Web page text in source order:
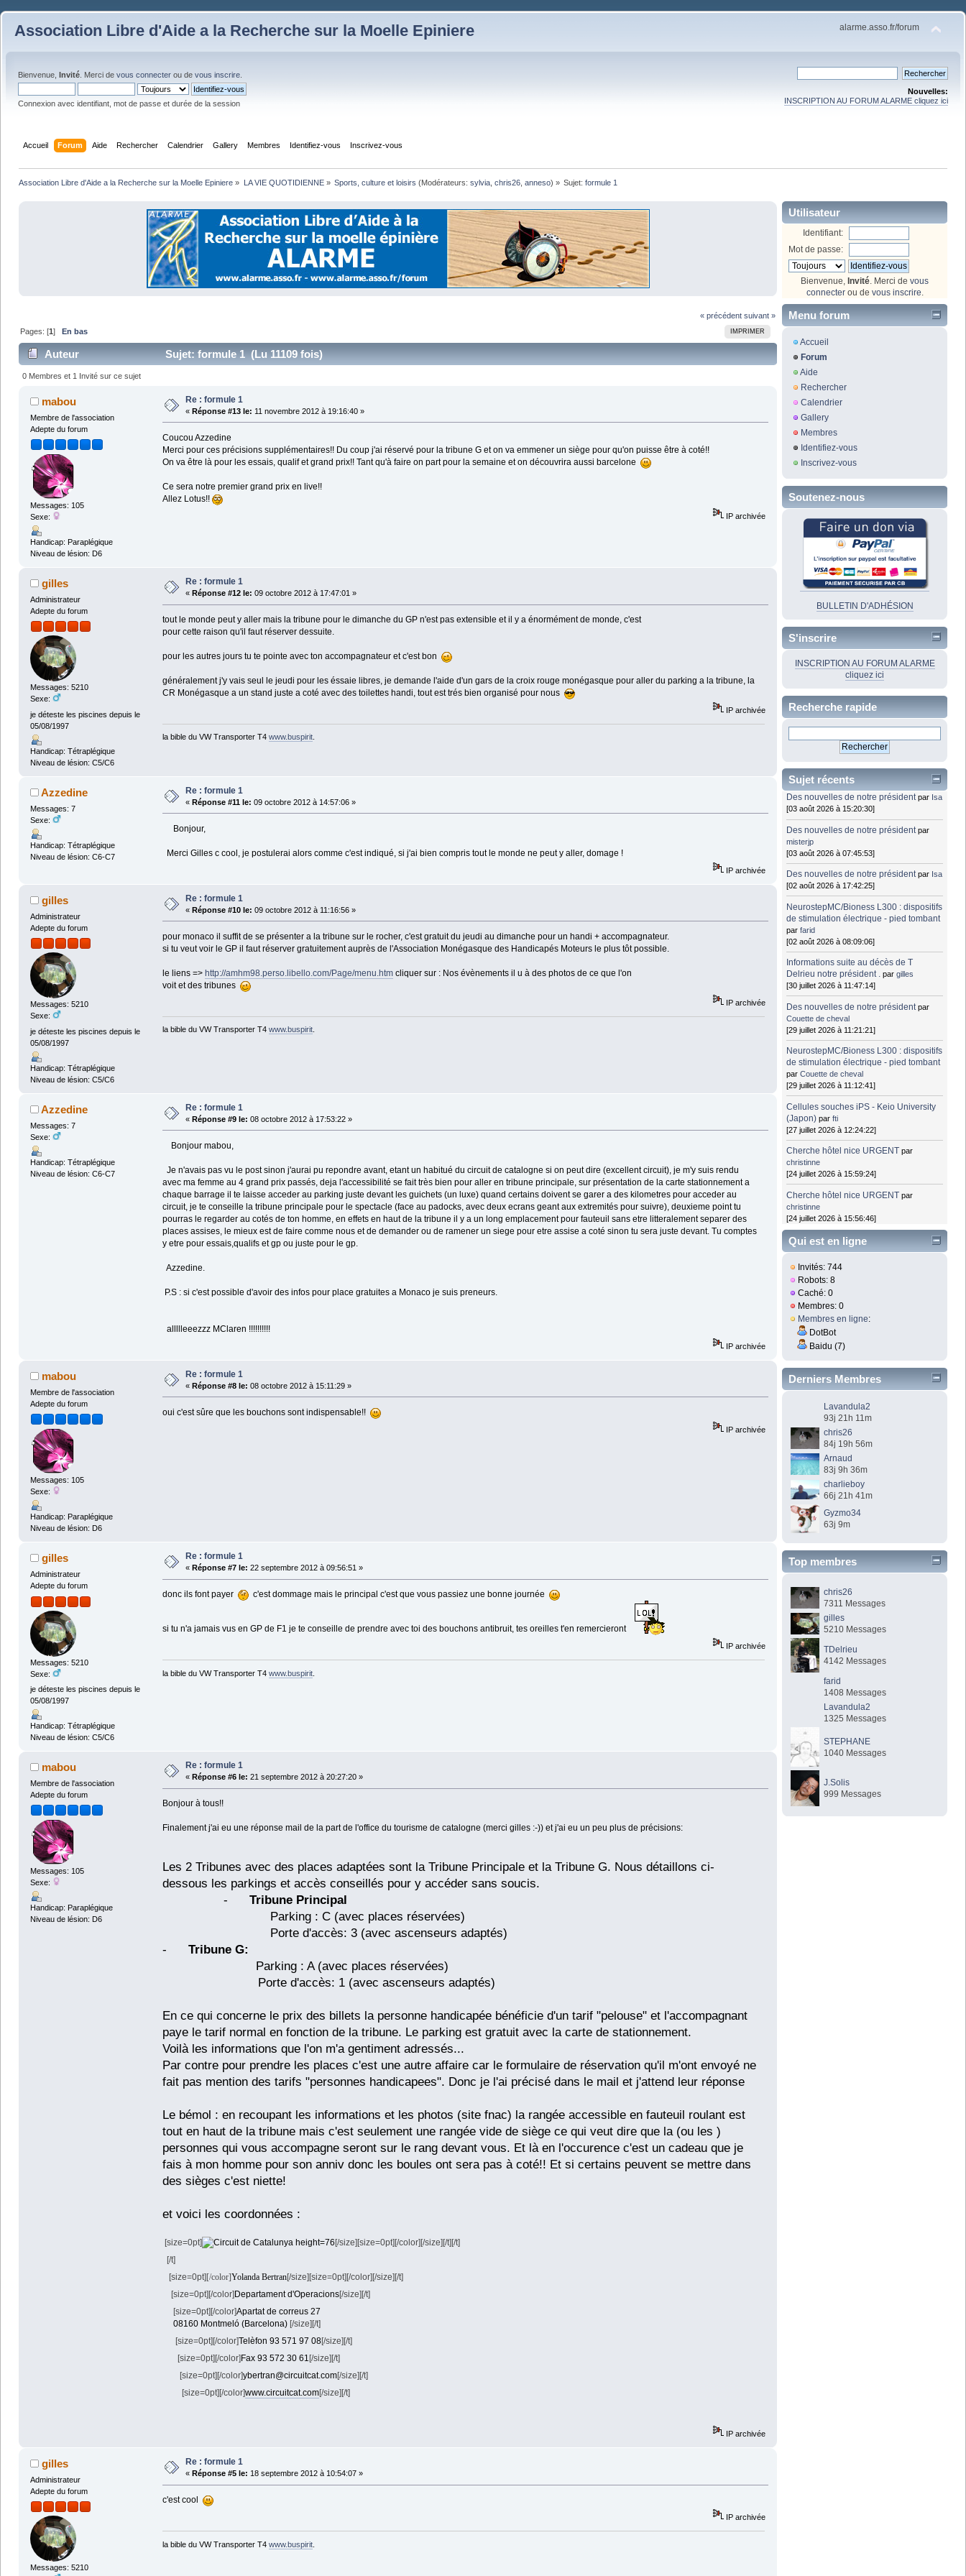
Association Libre d'Aide a la Recherche sur la Moelle Epiniere alarme.asso.fr/forum
Bienvenue, Invité . Merci de vous connecter ou de vous inscrire
Connexion avec identifiant, mot de passe et durée de la session
Nouvelles:
INSCRIPTION AU FORUM ALARME cliquez ici
Accueil Forum Aide Rechercher Calendrier Gallery Membres Identifiez-vous Inscrivez-vous
Association Libre d'Aide a la Recherche sur la Moelle Epiniere » LA VIE QUOTIDIENNE» Sports, culture et loisirs (Modérateurs: sylvia, chris26, anneso) » Sujet:formule 1
« précédent suivant »
IMPRIMER
Pages: [1] En bas
Auteur Sujet: formule 1 (Lu 11109 fois)
0 Membres et 1 Invité sur ce sujet
mabou
Membre de l'association
Adepte du forum
Messages: 105
Sexe:
Handicap: Paraplégique
Niveau de lésion: D6
Re : formule 1
« Réponse #13 le: 11 novembre 2012 à 19:16:40 »
Coucou Azzedine
Merci pour ces précisions supplémentaires!! Du coup j'ai réservé pour la tribune G et on va emmener un siège pour qu'on puisse être à coté!!
On va être là pour les essais, qualif et grand prix!! Tant qu'à faire on part pour la semaine et on découvrira aussi barcelone
Ce sera notre premier grand prix en live!!
Allez Lotus!!
IP archivée
gilles
Administrateur
Adepte du forum
Messages: 5210
Sexe:
je déteste les piscines depuis le
05/08/1997
Handicap: Tétraplégique
Niveau de lésion: C5/C6
Re : formule 1
« Réponse #12 le: 09 octobre 2012 à 17:47:01 »
tout le monde peut y aller mais la tribune pour le dimanche du GP n'est pas extensible et il y a énormément de monde, c'est
pour cette raison qu'il faut réserver dessuite.
pour les autres jours tu te pointe avec ton accompagnateur et c'est bon
généralement j'y vais seul le jeudi pour les éssaie libres, je demande l'aide d'un gars de la croix rouge monégasque pour aller du parking a la tribune, la
CR Monégasque a un stand juste a coté avec des toilettes handi, tout est trés bien organisé pour nous
IP archivée
la bible du VW Transporter T4 www.buspirit.
Azzedine
Messages: 7
Sexe:
Handicap: Tétraplégique
Niveau de lésion: C6-C7
Re : formule 1
« Réponse #11 le: 09 octobre 2012 à 14:57:06 »
Bonjour,
Merci Gilles c cool, je postulerai alors comme c'est indiqué, si j'ai bien compris tout le monde ne peut y aller, domage !
IP archivée
gilles
Administrateur
Adepte du forum
Messages: 5210
Sexe:
je déteste les piscines depuis le
05/08/1997
Handicap: Tétraplégique
Niveau de lésion: C5/C6
Re : formule 1
« Réponse #10 le: 09 octobre 2012 à 11:16:56 »
pour monaco il suffit de se présenter a la tribune sur le rocher, c'est gratuit du jeudi au dimanche pour un handi + accompagnateur.
si tu veut voir le GP il faut réserver gratuitement auprès de l'Association Monégasque des Handicapés Moteurs le plus tôt possible.
le liens => http://amhm98.perso.libello.com/Page/menu.htmcliquer sur : Nos évènements il u à des photos de ce que l'on
voit et des tribunes
IP archivée
la bible du VW Transporter T4 www.buspirit.
Azzedine
Messages: 7
Sexe:
Handicap: Tétraplégique
Niveau de lésion: C6-C7
Re : formule 1
« Réponse #9 le: 08 octobre 2012 à 17:53:22 »
Bonjour mabou,
Je n'avais pas vu le post sinon j'aurai pu repondre avant, etant un habitué du circuit de catalogne si on peut dire (excellent circuit), je m'y suis rendu
avec ma femme au 4 grand prix passés, deja l'accessibilité se fait très bien pour aller en tribune principale, sur présentation de la carte stationnement a
chaque barrage il te laisse acceder au parking juste devant les guichets (un luxe) quand certains doivent se garer a des kilometres pour acceder au
circuit, je te conseille la tribune principale pour le spectacle (face au padocks, avec deux ecrans geant aux extremités pour suivre), deuxieme point tu
pourras le regarder au cotés de ton homme, en effets en haut de la tribune il y a un long emplacement pour fauteuil sans etre litteralement separer des
places assises, le mieux est de faire comme nous et de demander ou de ramener un siege pour etre assise a coté sinon tu sera juste devant. Tu comptes
y etre pour essais,qualifs et gp ou juste pour le gp.
Azzedine.
P.S : si c'est possible d'avoir des infos pour place gratuites a Monaco je suis preneurs.
allllleeezzz MClaren !!!!!!!!!!
IP archivée
mabou
Membre de l'association
Adepte du forum
Messages: 105
Sexe:
Handicap: Paraplégique
Niveau de lésion: D6
Re : formule 1
« Réponse #8 le: 08 octobre 2012 à 15:11:29 »
oui c'est sûre que les bouchons sont indispensable!!
IP archivée
gilles
Administrateur
Adepte du forum
Messages: 5210
Sexe:
je déteste les piscines depuis le
05/08/1997
Handicap: Tétraplégique
Niveau de lésion: C5/C6
Re : formule 1
« Réponse #7 le: 22 septembre 2012 à 09:56:51 »
donc ils font payer c'est dommage mais le principal c'est que vous passiez une bonne journée
si tu n'a jamais vus en GP de F1 je te conseille de prendre avec toi des bouchons antibruit, tes oreilles t'en remercieront
IP archivée
la bible du VW Transporter T4 www.buspirit.
mabou
Membre de l'association
Adepte du forum
Messages: 105
Sexe:
Handicap: Paraplégique
Niveau de lésion: D6
Re : formule 1
« Réponse #6 le: 21 septembre 2012 à 20:27:20 »
Bonjour à tous!!
Finalement j'ai eu une réponse mail de la part de l'office du tourisme de catalogne (merci gilles :-)) et j'ai eu un peu plus de précisions:
Les 2 Tribunes avec des places adaptées sont la Tribune Principale et la Tribune G. Nous détaillons ci-
dessous les parkings et accès conseillés pour y accéder sans soucis.
-
Tribune Principal
Parking : C (avec places réservées)
Porte d'accès: 3 (avec ascenseurs adaptés)
-
Tribune G:
Parking : A (avec places réservées)
Porte d'accès: 1 (avec ascenseurs adaptés)
En ce qui concerne le prix des billets la personne handicapée bénéficie d'un tarif "pelouse" et l'accompagnant
paye le tarif normal en fonction de la tribune. Le parking est gratuit avec la carte de stationnement.
Voilà les informations que l'on m'a gentiment adressés...
Par contre pour prendre les places c'est une autre affaire car le formulaire de réservation qu'il m'ont envoyé ne
fait pas mention des tarifs "personnes handicapees". Donc je l'ai précisé dans le mail et j'attend leur réponse
Le bémol : en recoupant les informations et les photos (site fnac) la rangée accessible en fauteuil roulant est
tout en haut de la tribune mais c'est seulement une rangée vide de siège ce qui veut dire que la (ou les )
personnes qui vous accompagne seront sur le rang devant vous. Et là en l'occurence c'est un cadeau que je
fais à mon homme pour son anniv donc les boules ont sera pas à coté!! Et si certains peuvent se mettre dans
des sièges c'est niette!
et voici les coordonnées :
[size=0pt] [/size][size=0pt] [/color] [/size][/t][/t]
[/t]
[size=0pt] [/color]Yolanda Bertran[/size][size=0pt] [/color] [/size][/t]
[size=0pt] [/color] Departament d'Operacions[/size][/t]
[size=0pt] [/color]Apartat de correus 27
08160 Montmeló (Barcelona) [/size][/t]
[size=0pt] [/color]Telèfon 93 571 97 08[/size][/t]
[size=0pt] [/color] Fax 93 572 30 61 [/size][/t]
[size=0pt] [/color]ybertran@circuitcat.com[/size][/t]
[size=0pt] [/color]www.circuitcat.com[/size][/t]
IP archivée
gilles
Administrateur
Adepte du forum
Messages: 5210
Re : formule 1
« Réponse #5 le: 18 septembre 2012 à 10:54:07 »
c'est cool
IP archivée
la bible du VW Transporter T4 www.buspirit.
Utilisateur
Identifiant:
Mot de passe:
Bienvenue, Invité . Merci de vous
connecterou de vous inscrire
Menu forum
Accueil
Forum
Aide
Rechercher
Calendrier
Gallery
Membres
Identifiez-vous
Inscrivez-vous
Soutenez-nous
BULLETIN D'ADHÉSION
S'inscrire
INSCRIPTION AU FORUM ALARME
cliquez ici
Recherche rapide
Sujet récents
Des nouvelles de notre président par Isa
[03 août 2026 à 15:20:30]
Des nouvelles de notre président par
misterjp
[03 août 2026 à 07:45:53]
Des nouvelles de notre président par Isa
[02 août 2026 à 17:42:25]
NeurostepMC/Bioness L300 : dispositifs
de stimulation électrique - pied tombant
parfarid
[02 août 2026 à 08:09:06]
Informations suite au décès de T
Delrieu notre président . pargilles
[30 juillet 2026 à 11:47:14]
Des nouvelles de notre président par
Couette de cheval
[29 juillet 2026 à 11:21:21]
NeurostepMC/Bioness L300 : dispositifs
de stimulation électrique - pied tombant
parCouette de cheval
[29 juillet 2026 à 11:12:41]
Cellules souches iPS - Keio University
(Japon) parfti
[27 juillet 2026 à 12:24:22]
Cherche hôtel nice URGENT par
christinne
[24 juillet 2026 à 15:59:24]
Cherche hôtel nice URGENT par
christinne
[24 juillet 2026 à 15:56:46]
Qui est en ligne
Invités: 744
Robots: 8
Caché: 0
Membres: 0
Membres en ligne:
DotBot
Baidu (7)
Derniers Membres
Lavandula2
93j 21h 11m
chris26
84j 19h 56m
Arnaud
83j 9h 36m
charlieboy
66j 21h 41m
Gyzmo34
63j 9m
Top membres
chris26
7311 Messages
gilles
5210 Messages
TDelrieu
4142 Messages
farid
1408 Messages
Lavandula2
1325 Messages
STEPHANE
1040 Messages
J.Solis
999 Messages